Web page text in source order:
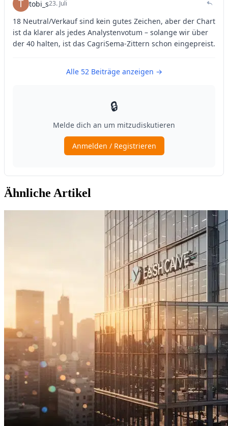
Ähnliche Artikel